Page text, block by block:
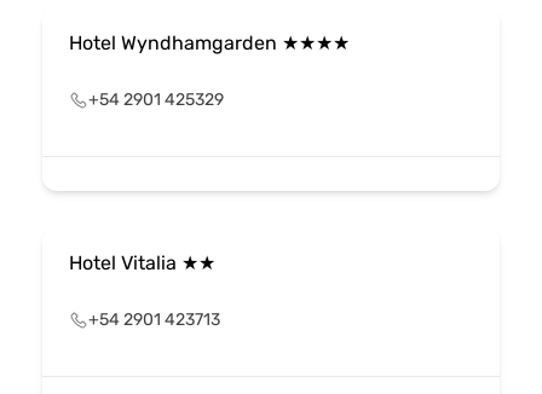
Hotel Wyndhamgarden ★★★★
+54 2901 425329
Hotel Vitalia ★★
+54 2901 423713